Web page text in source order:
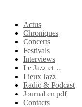
Actus
Chroniques
Concerts
Festivals
Interviews
Le Jazz et…
Lieux Jazz
Radio & Podcast
Journal en pdf
Contacts